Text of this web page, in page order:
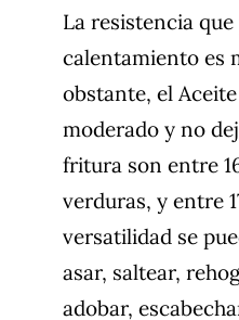
La resistencia
calentamiento es
obstante, el
moderado y no
fritura son entre
verduras, y entre
versatilidad se
asar, saltear,
adobar,